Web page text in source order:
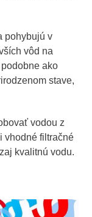
pohybujú v
vôd na
podobne ako
stave,
vodou z
vhodné filtračné
kvalitnú vodu.